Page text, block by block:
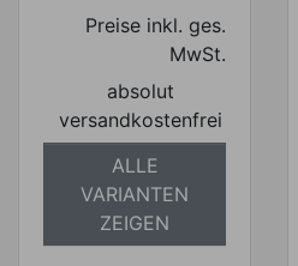
Preise inkl. ges.
MwSt.
absolut
versandkostenfrei
ALLE
VARIANTEN
ZEIGEN